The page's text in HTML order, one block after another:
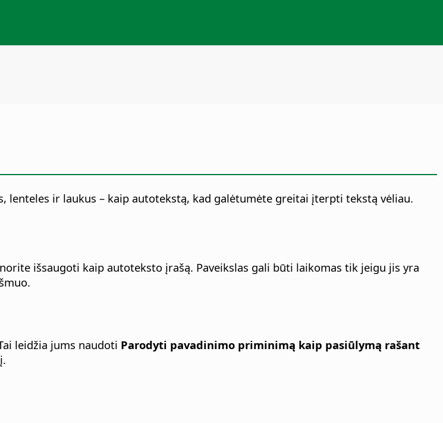
lenteles ir laukus – kaip autotekstą, kad galėtumėte greitai įterpti tekstą vėliau.
išsaugoti kaip autoteksto įrašą. Paveikslas gali būti laikomas tik jeigu jis yra
leidžia jums naudoti Parodyti pavadinimo priminimą kaip pasiūlymą rašant